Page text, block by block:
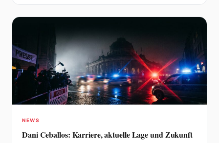
NEWS
Dani Ceballos: Karriere, aktuelle Lage und Zukunft